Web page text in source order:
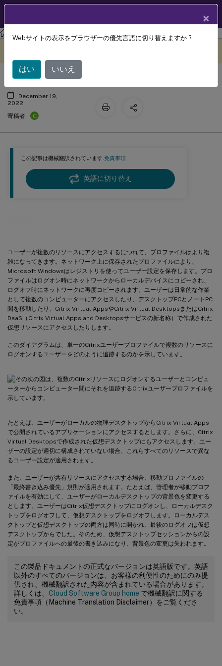
Profile Management Profile Management 2209
この記事は機械翻訳されています.免責事項
英語に切り替え
ユーザーが複数のリソースにアクセスするにつれて、プロファイルはより複
雑になってきます。ネットワーク上に保存されたプロファイルにより、
Microsoft Windowsはレジストリを使ってユーザー設定を保存します。プロ
ファイルはログオン時にネットワークからローカルデバイスにコピーされ、
ログオフ時にネットワークに再度コピーされます。ユーザーは日常的な作業
として複数のコンピューターにアクセスしたり、デスクトップPCとノートPC
間を移動したり、Citrix Virtual AppsやCitrix Virtual DesktopsまたはCitrix
DaaS（Citrix Virtual Apps and Desktopsサービスの新名称）で作成された
仮想リソースにアクセスしたりします。
このダイアグラムは、単一のCitrixユーザープロファイルで複数のリソースに
ログオンするユーザーをどのように追跡するのかを示しています。
たとえば、ユーザーがローカルの物理デスクトップからCitrix Virtual Apps
で公開されているアプリケーションにアクセスするとします。さらに、Citrix
Virtual Desktopsで作成された仮想デスクトップにもアクセスします。ユー
ザーの設定が適切に構成されていない場合、これらすべてのリソースで異な
るユーザー設定が適用されます。
また、ユーザーが共有リソースにアクセスする場合、移動プロファイルの
「最終書き込み優先」規則が適用されます。たとえば、管理者が移動プロフ
ァイルを有効にして、ユーザーがローカルデスクトップの背景色を変更する
とします。ユーザーはCitrix仮想デスクトップにログオンし、ローカルデスク
トップをログオフして、仮想デスクトップをログオフします。ローカルデス
クトップと仮想デスクトップの両方は同時に開かれ、最後のログオフは仮想
デスクトップからでした。そのため、仮想デスクトップセッションからの設
定がプロファイルへの最後の書き込みになり、背景色の変更は失われます。
この製品ドキュメントの正式なバージョンは英語版です。英語
以外のすべてのバージョンは、お客様の利便性のためにのみ提
供され、機械翻訳された内容が含まれている場合があります。
詳しくは、 Cloud Software Group home で機械翻訳に関する
免責事項（Machine Translation Disclaimer）をご覧くださ
い。
複数リソースへのアクセス
December 19,
2022
寄稿者:
C
×
Webサイトの表示をブラウザーの優先言語に切り替えますか ?
はい いいえ